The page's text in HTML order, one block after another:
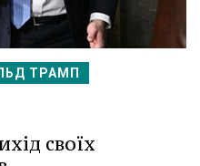
ТРАМП
своїх